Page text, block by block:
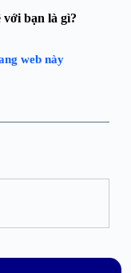
bạn là gì?
web này